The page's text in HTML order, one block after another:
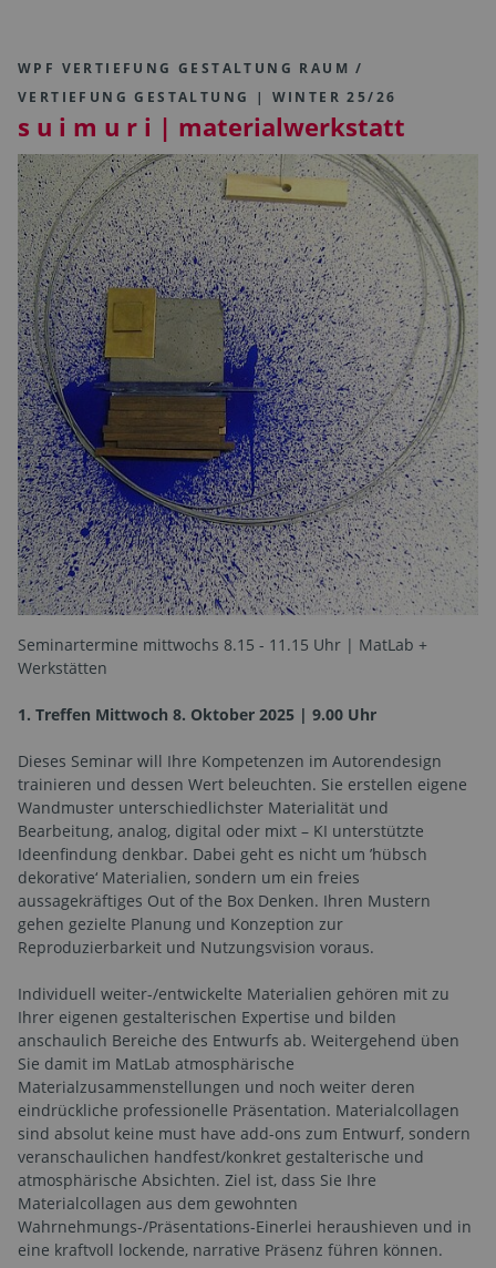
WPF VERTIEFUNG GESTALTUNG RAUM /
VERTIEFUNG GESTALTUNG | WINTER 25/26
s u i m u r i | materialwerkstatt
Seminartermine mittwochs 8.15 - 11.15 Uhr | MatLab +
Werkstätten
1. Treffen Mittwoch 8. Oktober 2025 | 9.00 Uhr
Dieses Seminar will Ihre Kompetenzen im Autorendesign
trainieren und dessen Wert beleuchten. Sie erstellen eigene
Wandmuster unterschiedlichster Materialität und
Bearbeitung, analog, digital oder mixt – KI unterstützte
Ideenfindung denkbar. Dabei geht es nicht um ’hübsch
dekorative‘ Materialien, sondern um ein freies
aussagekräftiges Out of the Box Denken. Ihren Mustern
gehen gezielte Planung und Konzeption zur
Reproduzierbarkeit und Nutzungsvision voraus.
Individuell weiter-/entwickelte Materialien gehören mit zu
Ihrer eigenen gestalterischen Expertise und bilden
anschaulich Bereiche des Entwurfs ab. Weitergehend üben
Sie damit im MatLab atmosphärische
Materialzusammenstellungen und noch weiter deren
eindrückliche professionelle Präsentation. Materialcollagen
sind absolut keine must have add-ons zum Entwurf, sondern
veranschaulichen handfest/konkret gestalterische und
atmosphärische Absichten. Ziel ist, dass Sie Ihre
Materialcollagen aus dem gewohnten
Wahrnehmungs-/Präsentations-Einerlei heraushieven und in
eine kraftvoll lockende, narrative Präsenz führen können.